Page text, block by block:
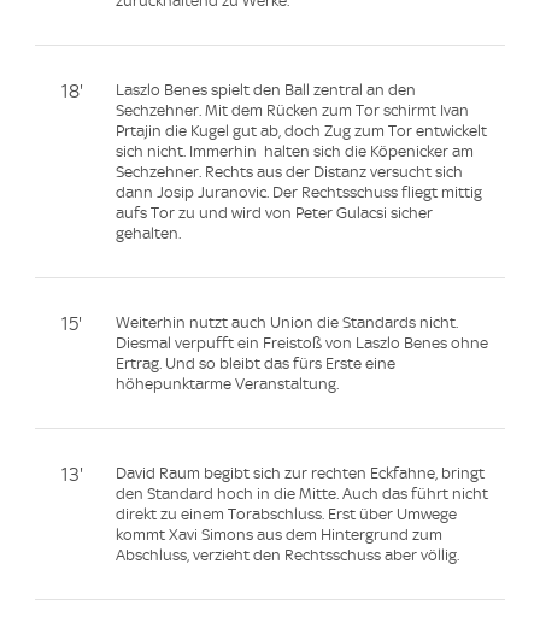
18'
Laszlo Benes spielt den Ball zentral an den
Sechzehner. Mit dem Rücken zum Tor schirmt Ivan
Prtajin die Kugel gut ab, doch Zug zum Tor entwickelt
sich nicht. Immerhin halten sich die Köpenicker am
Sechzehner. Rechts aus der Distanz versucht sich
dann Josip Juranovic. Der Rechtsschuss fliegt mittig
aufs Tor zu und wird von Peter Gulacsi sicher
gehalten.
15'
Weiterhin nutzt auch Union die Standards nicht.
Diesmal verpufft ein Freistoß von Laszlo Benes ohne
Ertrag. Und so bleibt das fürs Erste eine
höhepunktarme Veranstaltung.
13'
David Raum begibt sich zur rechten Eckfahne, bringt
den Standard hoch in die Mitte. Auch das führt nicht
direkt zu einem Torabschluss. Erst über Umwege
kommt Xavi Simons aus dem Hintergrund zum
Abschluss, verzieht den Rechtsschuss aber völlig.